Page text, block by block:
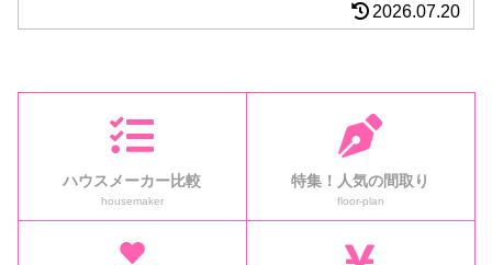
住宅」、北米やカナダなどのノウハウを
採用した「断熱性能」の２つがポイン
2026.07.20
ハウスメーカー比較
housemaker
特集！人気の間取り
floor-plan